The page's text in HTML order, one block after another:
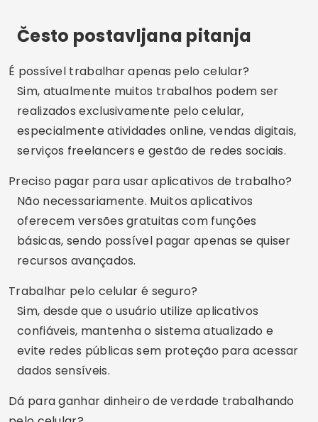
Često postavljana pitanja
É possível trabalhar apenas pelo celular?
Sim, atualmente muitos trabalhos podem ser
realizados exclusivamente pelo celular,
especialmente atividades online, vendas digitais,
serviços freelancers e gestão de redes sociais.
Preciso pagar para usar aplicativos de trabalho?
Não necessariamente. Muitos aplicativos
oferecem versões gratuitas com funções
básicas, sendo possível pagar apenas se quiser
recursos avançados.
Trabalhar pelo celular é seguro?
Sim, desde que o usuário utilize aplicativos
confiáveis, mantenha o sistema atualizado e
evite redes públicas sem proteção para acessar
dados sensíveis.
Dá para ganhar dinheiro de verdade trabalhando